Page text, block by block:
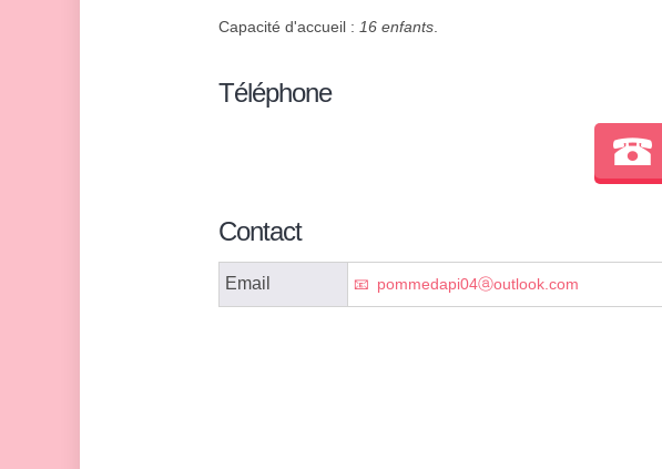
Capacité d'accueil : 16 enfants
Téléphone
Contact
Email pommedapi04ⓐoutlook.com